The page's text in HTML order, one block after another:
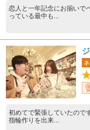
恋人と一年記念にお揃いで
っている最中も...
初めてで緊張していたので
指輪作りを出来...